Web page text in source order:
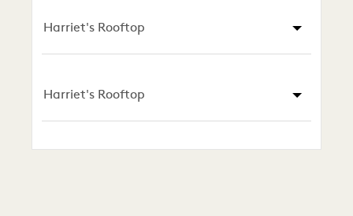
Harriet's Rooftop
Harriet's Rooftop